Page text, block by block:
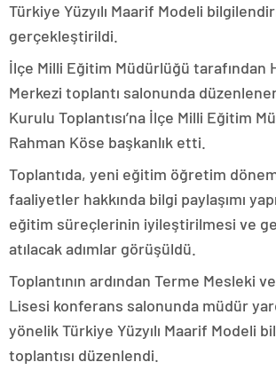
Türkiye Yüzyılı Maarif Modeli
gerçekleştirildi.
İlçe Milli Eğitim Müdürlüğü tarafından
Merkezi toplantı salonunda
Kurulu Toplantısı’na İlçe Milli Eğitim
Rahman Köse başkanlık etti.
Toplantıda, yeni eğitim öğretim
faaliyetler hakkında bilgi paylaşımı
eğitim süreçlerinin iyileştirilmesi ve
atılacak adımlar görüşüldü.
Toplantının ardından Terme Mesleki
Lisesi konferans salonunda müdür
yönelik Türkiye Yüzyılı Maarif Modeli
toplantısı düzenlendi.